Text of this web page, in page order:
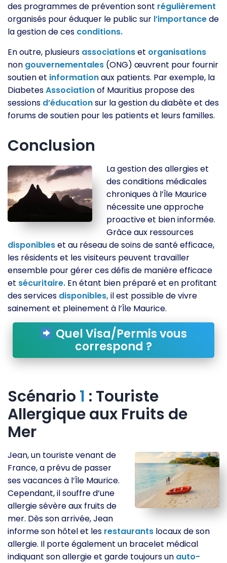
des programmes de prévention sont régulièrement
organisés pour éduquer le public sur l’importancede
la gestion de ces conditions.
En outre, plusieurs associationset organisations
non gouvernementales (ONG) œuvrent pour fournir
soutien et informationaux patients. Par exemple, la
DiabetesAssociationof Mauritius propose des
sessions d’éducationsur la gestion du diabète et des
forums de soutien pour les patients et leurs familles.
Conclusion
La gestion des allergies et
des conditions médicales
chroniques à l’Île Maurice
nécessite une approche
proactive et bien informée.
Grâce aux ressources
disponibleset au réseau de soins de santé efficace,
les résidents et les visiteurs peuvent travailler
ensemble pour gérer ces défis de manière efficace
et sécuritaire. En étant bien préparé et en profitant
des services disponibles,il est possible de vivre
sainement et pleinement à l’Île Maurice.
Quel Visa/Permis vous
correspond ?
Scénario 1 : Touriste
Allergique aux Fruits de
Mer
Jean, un touriste venant de
France, a prévu de passer
ses vacances à l’Île Maurice.
Cependant, il souffre d’une
allergie sévère aux fruits de
mer. Dès son arrivée, Jean
informe son hôtel et les restaurants locaux de son
allergie. Il porte également un bracelet médical
indiquant son allergie et garde toujours un auto-